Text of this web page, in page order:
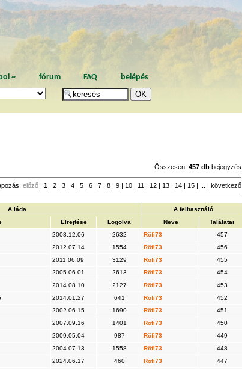
~ fórum FAQ belépés
Összesen: 457 db bejegyzés.
előző 1 2 3 4 5 6 7 8 9 10 11 12 13 14 15 következő
A láda
A felhasználó
Elrejtése Logolva Neve
Találatai
2008.12.06 2632 Röfi73
457
2012.07.14 1554 Röfi73
456
2011.06.09 3129 Röfi73
455
2005.06.01 2613 Röfi73
454
2014.08.10 2127 Röfi73
453
2014.01.27 641 Röfi73
452
2002.06.15 1690 Röfi73
451
2007.09.16 1401 Röfi73
450
2009.05.04 987 Röfi73
449
2004.07.13 1558 Röfi73
448
2024.06.17 460 Röfi73
447